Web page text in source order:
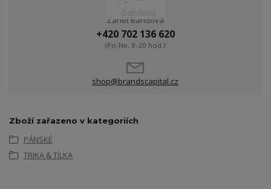
Žanet Bandová
+420 702 136 620
(Po-Ne, 8-20 hod.)
shop@brandscapital.cz
Zboží zařazeno v kategoriích
PÁNSKÉ
TRIKA & TÍLKA